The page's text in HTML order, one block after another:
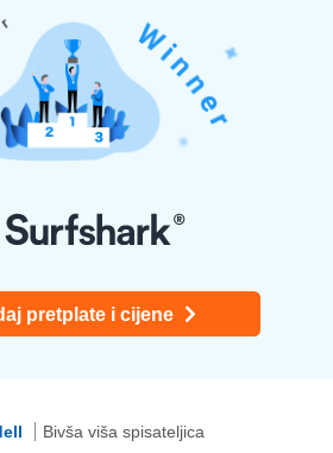
pretplate i cijene
Bivša viša spisateljica